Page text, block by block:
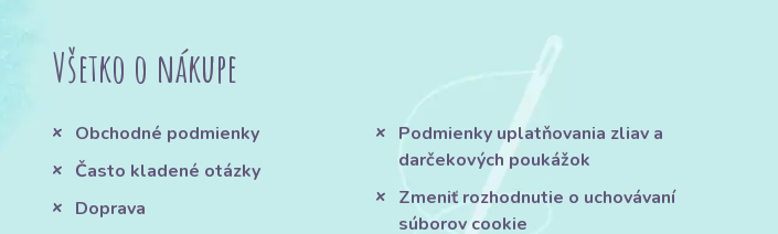
Všetko o nákupe
Obchodné podmienky
Často kladené otázky
Doprava
Podmienky uplatňovania zliav a
darčekových poukážok
Zmeniť rozhodnutie o uchovávaní
súborov cookie